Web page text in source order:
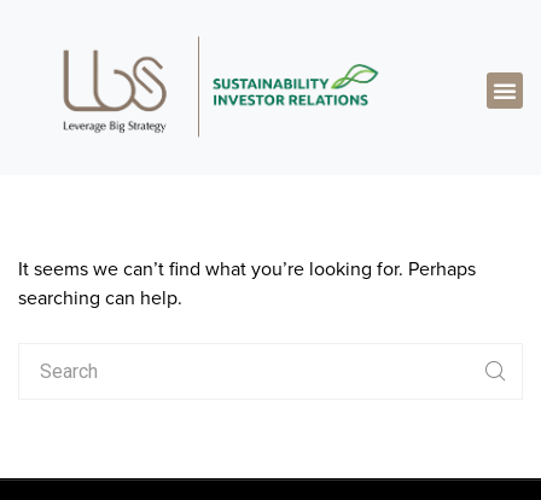
It seems we can’t find what you’re looking for. Perhaps
searching can help.